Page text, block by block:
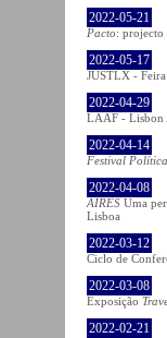
2022-05-21
Pacto: projecto
2022-05-17
JUSTLX -
2022-04-29
LAAF - Lisbon
2022-04-14
Festival Política
2022-04-08
AIRES Uma
Lisboa
2022-03-12
Ciclo de
2022-03-08
Exposição
2022-02-21